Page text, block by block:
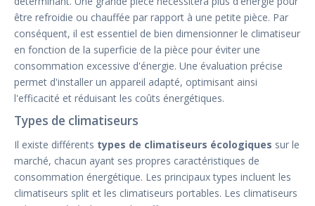
être refroidie ou chauffée par rapport à une petite pièce. Par
conséquent, il est essentiel de bien dimensionner le climatiseur
en fonction de la superficie de la pièce pour éviter une
consommation excessive d'énergie. Une évaluation précise
permet d'installer un appareil adapté, optimisant ainsi
l'efficacité et réduisant les coûts énergétiques.
Types de climatiseurs
Il existe différents types de climatiseurs écologiques sur le
marché, chacun ayant ses propres caractéristiques de
consommation énergétique. Les principaux types incluent les
climatiseurs split et les climatiseurs portables. Les climatiseurs